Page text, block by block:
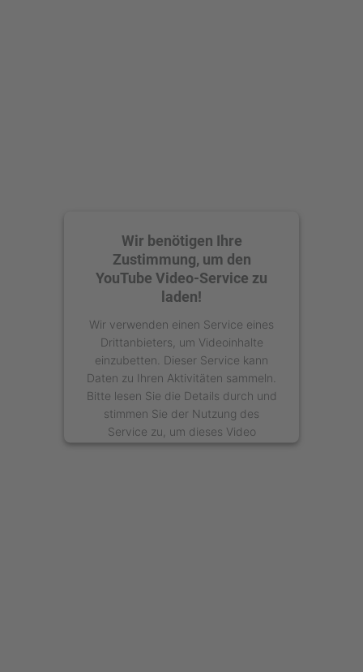
Wir benötigen Ihre
Zustimmung, um den
YouTube Video-Service zu
laden!
Wir verwenden einen Service eines
Drittanbieters, um Videoinhalte
einzubetten. Dieser Service kann
Daten zu Ihren Aktivitäten sammeln.
Bitte lesen Sie die Details durch und
stimmen Sie der Nutzung des
Service zu, um dieses Video
anzusehen.